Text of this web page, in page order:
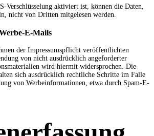
Verschlüsselung aktiviert ist, können die Daten,
nicht von Dritten mitgelesen werden.
E-Mails
der Impressumspflicht veröffentlichten
von nicht ausdrücklich angeforderter
wird hiermit widersprochen. Die
sich ausdrücklich rechtliche Schritte im Falle
von Werbeinformationen, etwa durch Spam-E-